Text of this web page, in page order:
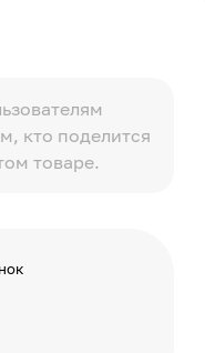
кто поделится
товаре.